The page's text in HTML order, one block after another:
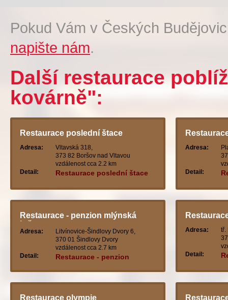
Pokud Vám v Českých
napište nám.
Další restaurace
kovárně":
Restaurace poslední štace
Adresa:
Vltavská 318,
373 82 Boršov nad Vltavou
vzdálenost cca 2.2 km
Detail:
Restaurace poslední štace
Adresa:
Detail:
Restaurace - penzion mlýnská
krčma
Adresa:
Litvínovice-Šindlovy Dvory 6,
370 01 Šindlovy Dvory
vzdálenost cca 2.7 km
Detail:
Restaurace - penzion
Adresa:
tř.
Detail:
Restaurace olympie